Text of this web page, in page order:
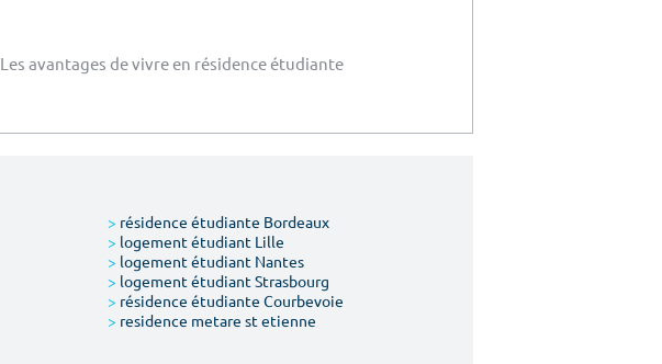
Les avantages de vivre en résidence étudiante
> résidence étudiante Bordeaux
> logement étudiant Lille
> logement étudiant Nantes
> logement étudiant Strasbourg
> résidence étudiante Courbevoie
> residence metare st etienne